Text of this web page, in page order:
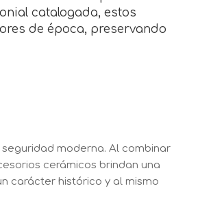
catalogada, estos
de época, preservando
moderna. Al combinar
cerámicos brindan una
carácter histórico y al mismo